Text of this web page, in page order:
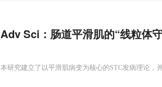
Adv Sci：肠道平滑肌的“线粒体
本研究建立了以平滑肌病变为核心的STC发病理论，